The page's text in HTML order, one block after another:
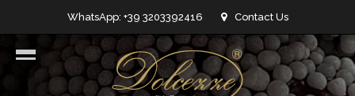
WhatsApp: +39 3203392416 Contact Us
info@dolcezzedicioccolato.it